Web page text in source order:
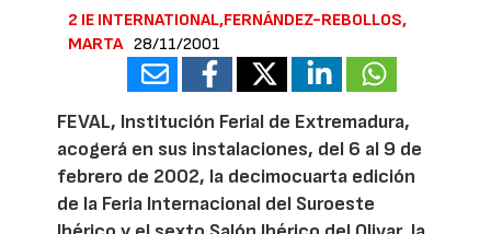
2 IE INTERNATIONAL,FERNÁNDEZ-REBOLLOS,
MARTA 28/11/2001
FEVAL, Institución Ferial de Extremadura,
acogerá en sus instalaciones, del 6 al 9 de
febrero de 2002, la decimocuarta edición
de la Feria Internacional del Suroeste